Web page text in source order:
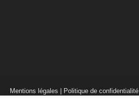
Mentions légales Politique de confidentialité